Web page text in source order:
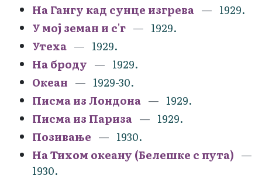
На Гангу кад сунце изгрева
1929.
У мој земан и с'г
1929.
Утеха
1929.
На броду
1929.
Океан
1929-30.
Писма из Лондона
1929.
Писма из Париза
1929.
Позивање
1930.
На Тихом океану (Белешке с пута)
1930.